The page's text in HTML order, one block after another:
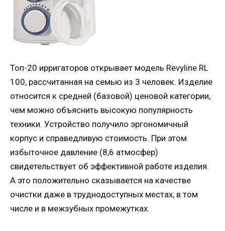
Топ-20 ирригаторов открывает модель Revyline RL
100, рассчитанная на семью из 3 человек. Изделие
относится к средней (базовой) ценовой категории,
чем можно объяснить высокую популярность
техники. Устройство получило эргономичный
корпус и справедливую стоимость. При этом
избыточное давление (8,6 атмосфер)
свидетельствует об эффективной работе изделия.
А это положительно сказывается на качестве
очистки даже в труднодоступных местах, в том
числе и в межзубных промежутках.